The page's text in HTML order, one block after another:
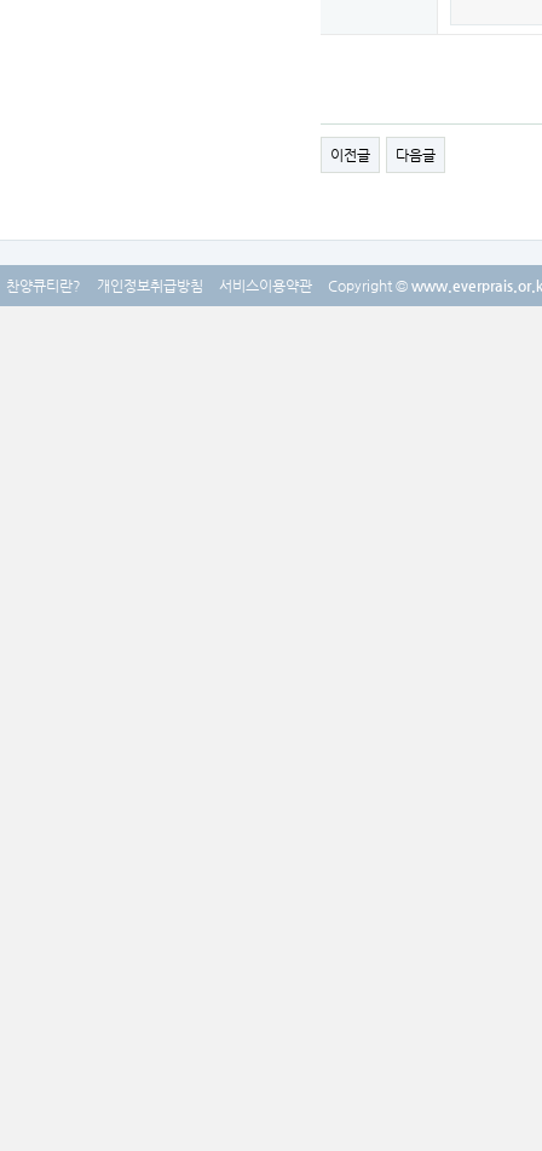
이전글 다음글
찬양큐티란? 개인정보취급방침 서비스이용약관 Copyright ©